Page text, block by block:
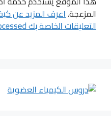
المزعجة.اعرف المزيد عن
التعليقات الخاصة بك processed